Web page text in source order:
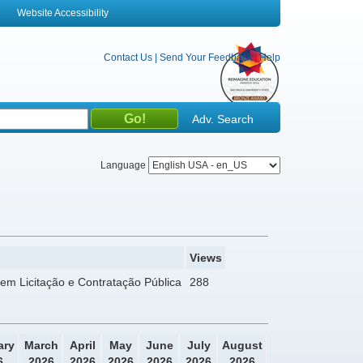
Website Accessibility
Contact Us Send Your Feedback |Help
Language
Adv. Search
Views
Licitação e Contratação Pública
288
March
April
May
June
July
August